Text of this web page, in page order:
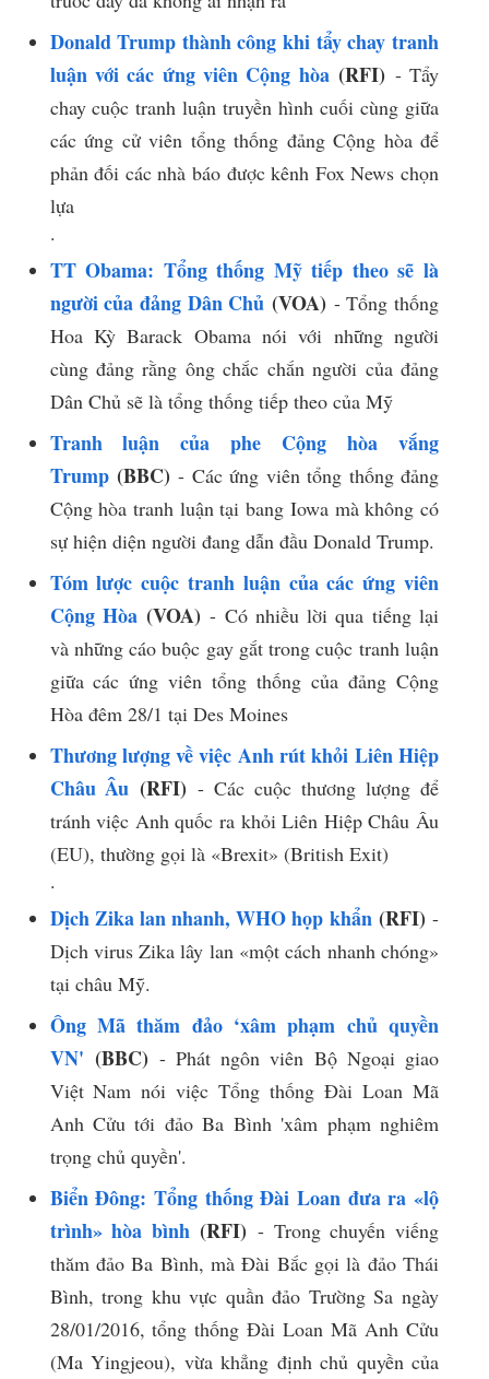
Donald Trump thành công khi tẩy chay tranh
luận với các ứng viên Cộng hòa(RFI) - Tẩy
chay cuộc tranh luận truyền hình cuối cùng giữa
các ứng cử viên tổng thống đảng Cộng hòa để
phản đối các nhà báo được kênh Fox News chọn
lựa
​.​
TT Obama: Tổng thống Mỹ tiếp theo sẽ là
người của đảng Dân Chủ (VOA) - Tổng thống
Hoa Kỳ Barack Obama nói với những người
cùng đảng rằng ông chắc chắn người của đảng
Dân Chủ sẽ là tổng thống tiếp theo của Mỹ
Tranh luận của phe Cộng hòa vắng
Trump(BBC) - Các ứng viên tổng thống đảng
Cộng hòa tranh luận tại bang Iowa mà không có
sự hiện diện người đang dẫn đầu Donald Trump.
Tóm lược cuộc tranh luận của các ứng viên
Cộng Hòa(VOA) - Có nhiều lời qua tiếng lại
và những cáo buộc gay gắt trong cuộc tranh luận
giữa các ứng viên tổng thống của đảng Cộng
Hòa đêm 28/1 tại Des Moines
Thương lượng về việc Anh rút khỏi Liên Hiệp
Châu Âu (RFI) - Các cuộc thương lượng để
tránh việc Anh quốc ra khỏi Liên Hiệp Châu Âu
(EU), thường gọi là «Brexit» (British Exit)
​.​
Dịch Zika lan nhanh, WHO họp khẩn(RFI) -
Dịch virus Zika lây lan «một cách nhanh chóng»
tại châu Mỹ.
Ông Mã thăm đảo ‘xâm phạm chủ quyền
VN' (BBC) - Phát ngôn viên Bộ Ngoại giao
Việt Nam nói việc Tổng thống Đài Loan Mã
Anh Cửu tới đảo Ba Bình 'xâm phạm nghiêm
trọng chủ quyền'.
Biển Đông: Tổng thống Đài Loan đưa ra «lộ
trình» hòa bình(RFI) - Trong chuyến viếng
thăm đảo Ba Bình, mà Đài Bắc gọi là đảo Thái
Bình, trong khu vực quần đảo Trường Sa ngày
28/01/2016, tổng thống Đài Loan Mã Anh Cửu
(Ma Yingjeou), vừa khẳng định chủ quyền của